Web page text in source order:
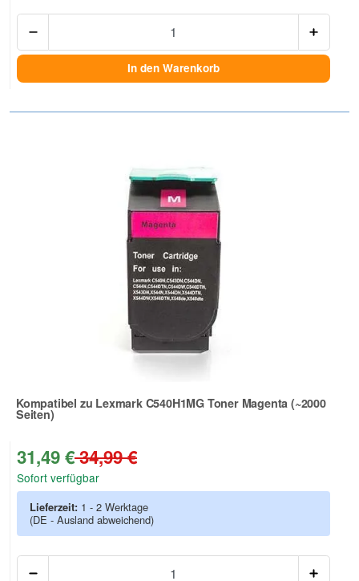
In den Warenkorb
Kompatibel zu Lexmark C540H1MG Toner Magenta (~2000
Seiten)
Zur Artikelbewertung
31,49 €34,99 €
Sofort verfügbar
Lieferzeit: 1 - 2 Werktage
(DE - Ausland abweichend)